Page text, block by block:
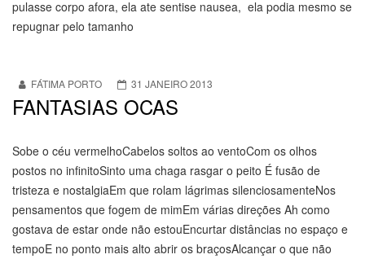
pulasse corpo afora, ela ate sentise nausea, ela podia mesmo se
repugnar pelo tamanho
FÁTIMA PORTO 31 JANEIRO 2013
FANTASIAS OCAS
Sobe o céu vermelhoCabelos soltos ao ventoCom os olhos
postos no infinitoSinto uma chaga rasgar o peito É fusão de
tristeza e nostalgiaEm que rolam lágrimas silenciosamenteNos
pensamentos que fogem de mimEm várias direções Ah como
gostava de estar onde não estouEncurtar distâncias no espaço e
tempoE no ponto mais alto abrir os braçosAlcançar o que não